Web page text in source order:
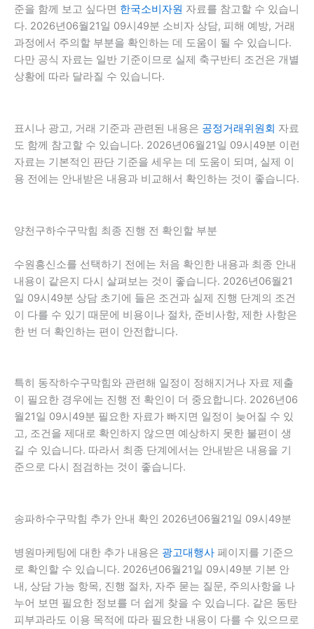
준을 함께 보고 싶다면 한국소비자원 자료를 참고할 수 있습니
다. 2026년06월21일 09시49분 소비자 상담, 피해 예방, 거래
과정에서 주의할 부분을 확인하는 데 도움이 될 수 있습니다.
다만 공식 자료는 일반 기준이므로 실제 축구반티 조건은 개별
상황에 따라 달라질 수 있습니다.
표시나 광고, 거래 기준과 관련된 내용은 공정거래위원회 자료
도 함께 참고할 수 있습니다. 2026년06월21일 09시49분 이런
자료는 기본적인 판단 기준을 세우는 데 도움이 되며, 실제 이
용 전에는 안내받은 내용과 비교해서 확인하는 것이 좋습니다.
양천구하수구막힘 최종 진행 전 확인할 부분
수원흥신소를 선택하기 전에는 처음 확인한 내용과 최종 안내
내용이 같은지 다시 살펴보는 것이 좋습니다. 2026년06월21
일 09시49분 상담 초기에 들은 조건과 실제 진행 단계의 조건
이 다를 수 있기 때문에 비용이나 절차, 준비사항, 제한 사항은
한 번 더 확인하는 편이 안전합니다.
특히 동작하수구막힘와 관련해 일정이 정해지거나 자료 제출
이 필요한 경우에는 진행 전 확인이 더 중요합니다. 2026년06
월21일 09시49분 필요한 자료가 빠지면 일정이 늦어질 수 있
고, 조건을 제대로 확인하지 않으면 예상하지 못한 불편이 생
길 수 있습니다. 따라서 최종 단계에서는 안내받은 내용을 기
준으로 다시 점검하는 것이 좋습니다.
송파하수구막힘 추가 안내 확인 2026년06월21일 09시49분
병원마케팅에 대한 추가 내용은 광고대행사 페이지를 기준으
로 확인할 수 있습니다. 2026년06월21일 09시49분 기본 안
내, 상담 가능 항목, 진행 절차, 자주 묻는 질문, 주의사항을 나
누어 보면 필요한 정보를 더 쉽게 찾을 수 있습니다. 같은 동탄
피부과라도 이용 목적에 따라 필요한 내용이 다를 수 있으므로